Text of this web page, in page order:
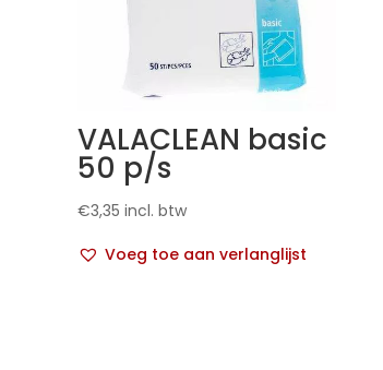
VALACLEAN basic
50 p/s
€3,35 incl. btw
Voeg toe aan verlanglijst